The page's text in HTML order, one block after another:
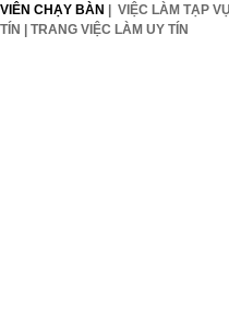
VIÊN CHẠY BÀN | VIỆC LÀM TẠP VỤ
TÍN | TRANG VIỆC LÀM UY TÍN